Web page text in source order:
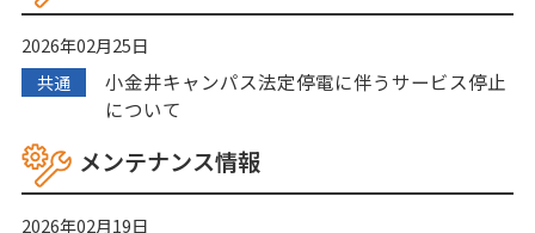
2026年02月25日
共通
小金井キャンパス法定停電に伴うサービス停止
について
メンテナンス情報
2026年02月19日